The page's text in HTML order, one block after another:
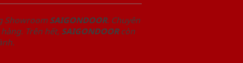
Showroom SAIGONDOOR. Chuyên
Trên hết, SAIGONDOORcòn